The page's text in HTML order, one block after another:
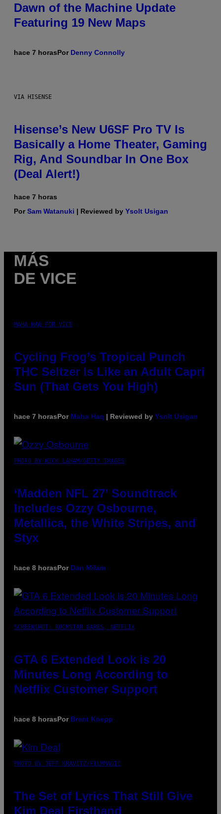
Dawn of the Machine Update
Featuring 19 New Maps
hace 7 horasPor Denny Connolly
VIA HISENSE
Hisense’s New U6SF Pro TV Is
Basically a Home Theater, Gaming
Rig, And Soundbar In One Box
(Deal Alert!)
hace 7 horas
PorSam Watanuki | Reviewed by Ysolt Usigan
MÁS
DE VICE
MAHA HAQ FOR VICE
Cycling Frog’s Tropical Punch
THC Seltzer Is Like an Adult Capri
Sun (That Gets You High)
hace 7 horasPor Maha Haq | Reviewed by Ysolt Usigan
PHOTO BY NICK LAHAM/GETTY IMAGES
‘Madden NFL 27’ Soundtrack
Includes Ozzy Osbourne,
Metallica, the White Stripes, and
Styx
hace 8 horasPor Dan Milam
SCREENSHOT: ROCKSTAR GAMES, NETFLIX
GTA 6 Extended Look is 20
Minutes Long According to
Netflix Customer Support
hace 8 horasPor Brent Koepp
PHOTO BY JEFF KRAVITZ/FILMMAGIC
The Set of Lyrics That Still Give
Kim Deal Firsthand